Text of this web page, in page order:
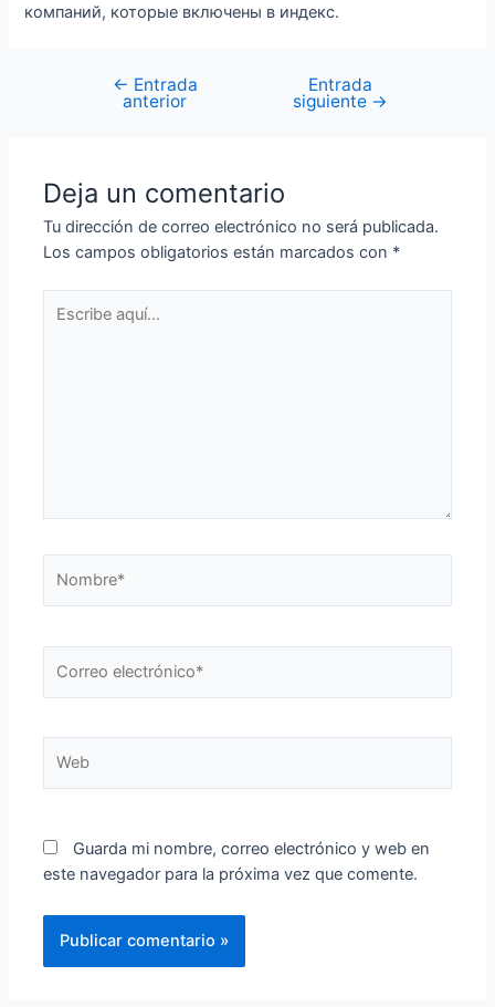
компаний, которые включены в индекс.
← Entrada
anterior
Entrada
siguiente →
Deja un comentario
Tu dirección de correo electrónico no será publicada.
Los campos obligatorios están marcados con *
Guarda mi nombre, correo electrónico y web en
este navegador para la próxima vez que comente.